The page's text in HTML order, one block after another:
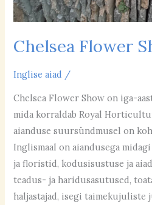
Chelsea Flower
Inglise aiad /
Chelsea Flower Show on iga-
mida korraldab Royal
aianduse suursündmusel on
Inglismaal on aiandusega
ja floristid, kodusisustuse ja
teadus- ja haridusasutused,
haljastajad, isegi taimekujuliste